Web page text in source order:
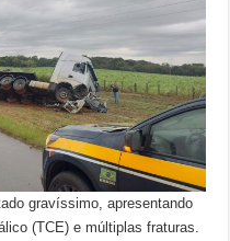
gravíssimo, apresentando
(TCE) e múltiplas fraturas.